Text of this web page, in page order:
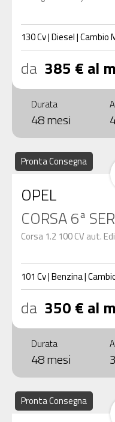
130Cv|Diesel|Cambio
da 385 € al
Durata
48 mesi
Pronta Consegna
OPEL
CORSA 6ª
Corsa 1.2 100 CV aut.
101 Cv|Benzina|
da 350 € al
Durata
48 mesi
Pronta Consegna